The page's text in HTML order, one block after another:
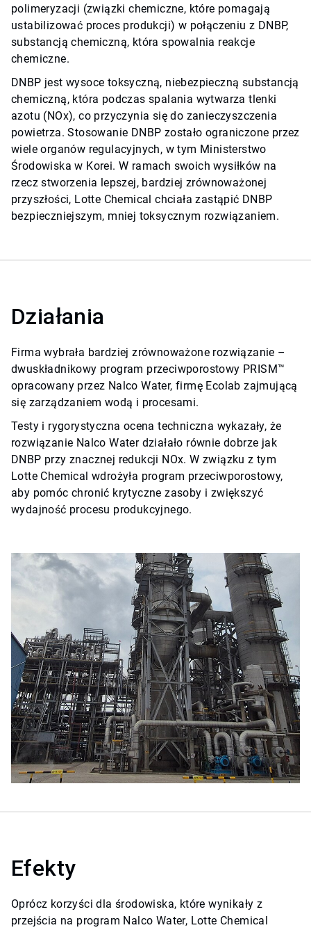
polimeryzacji (związki chemiczne, które pomagają
ustabilizować proces produkcji) w połączeniu z DNBP,
substancją chemiczną, która spowalnia reakcje
chemiczne.
DNBP jest wysoce toksyczną, niebezpieczną substancją
chemiczną, która podczas spalania wytwarza tlenki
azotu (NOx), co przyczynia się do zanieczyszczenia
powietrza. Stosowanie DNBP zostało ograniczone przez
wiele organów regulacyjnych, w tym Ministerstwo
Środowiska w Korei. W ramach swoich wysiłków na
rzecz stworzenia lepszej, bardziej zrównoważonej
przyszłości, Lotte Chemical chciała zastąpić DNBP
bezpieczniejszym, mniej toksycznym rozwiązaniem.
Działania
Firma wybrała bardziej zrównoważone rozwiązanie –
dwuskładnikowy program przeciwporostowy PRISM™
opracowany przez Nalco Water, firmę Ecolab zajmującą
się zarządzaniem wodą i procesami.
Testy i rygorystyczna ocena techniczna wykazały, że
rozwiązanie Nalco Water działało równie dobrze jak
DNBP przy znacznej redukcji NOx. W związku z tym
Lotte Chemical wdrożyła program przeciwporostowy,
aby pomóc chronić krytyczne zasoby i zwiększyć
wydajność procesu produkcyjnego.
Efekty
Oprócz korzyści dla środowiska, które wynikały z
przejścia na program Nalco Water, Lotte Chemical